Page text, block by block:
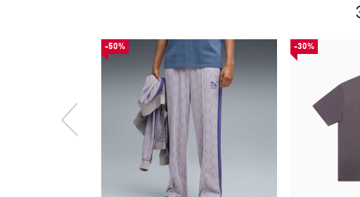
-50% -30%